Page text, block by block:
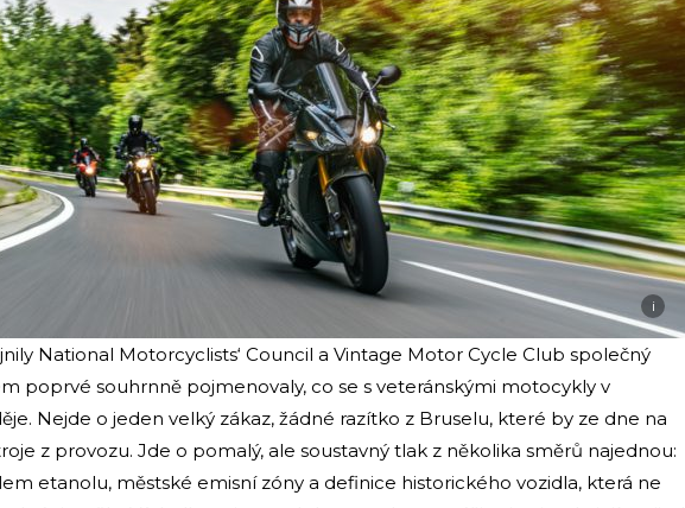
i
National Motorcyclists‘ Council a Vintage Motor Cycle Club společný
poprvé souhrnně pojmenovaly, co se s veteránskými motocykly v
Nejde o jeden velký zákaz, žádné razítko z Bruselu, které by ze dne na
z provozu. Jde o pomalý, ale soustavný tlak z několika směrů najednou:
etanolu, městské emisní zóny a definice historického vozidla, která ne